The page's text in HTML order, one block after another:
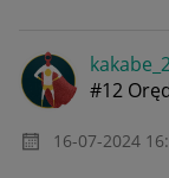
#12
‎16-07-2024